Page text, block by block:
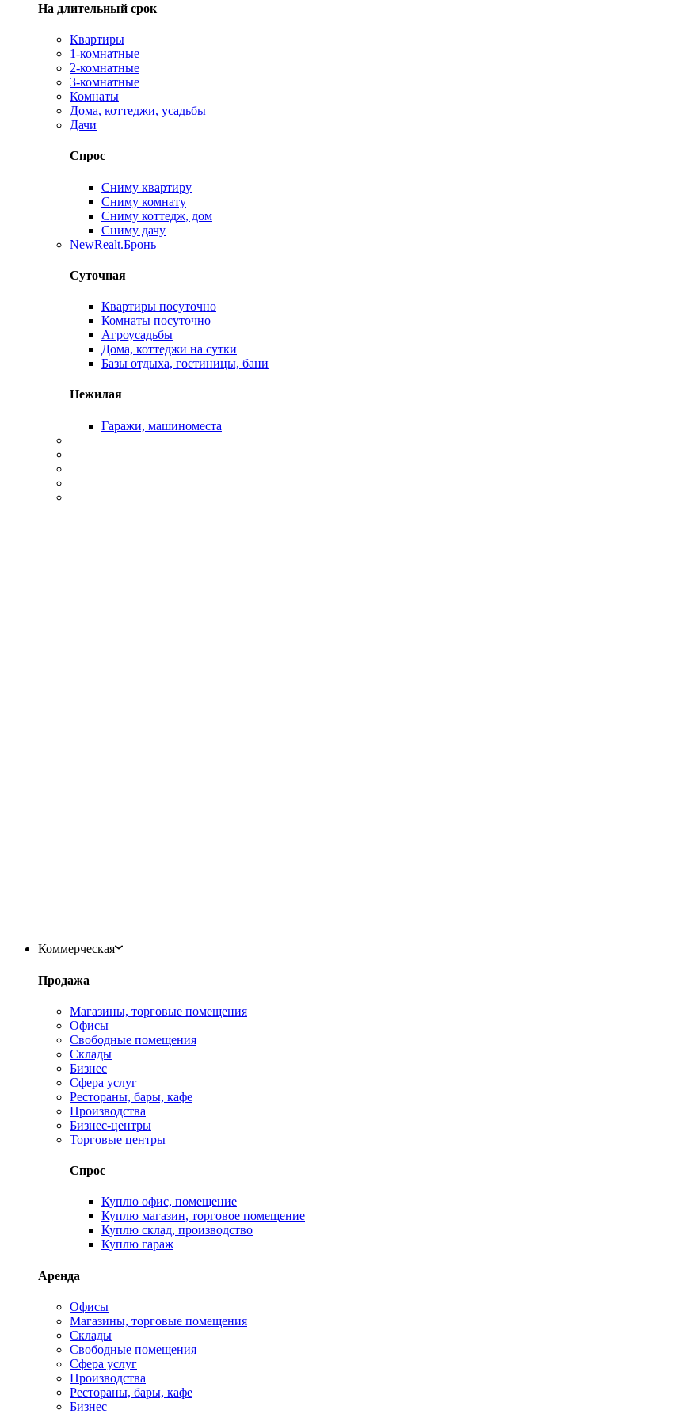
На длительный срок
Квартиры
1-комнатные
2-комнатные
3-комнатные
Комнаты
Дома, коттеджи, усадьбы
Дачи
Спрос
Сниму квартиру
Сниму комнату
Сниму коттедж, дом
Сниму дачу
NewRealt.Бронь
Суточная
Квартиры посуточно
Комнаты посуточно
Агроусадьбы
Дома, коттеджи на сутки
Базы отдыха, гостиницы, бани
Нежилая
Гаражи, машиноместа
Коммерческая
Продажа
Магазины, торговые помещения
Офисы
Свободные помещения
Склады
Бизнес
Сфера услуг
Рестораны, бары, кафе
Производства
Бизнес-центры
Торговые центры
Спрос
Куплю офис, помещение
Куплю магазин, торговое помещение
Куплю склад, производство
Куплю гараж
Аренда
Офисы
Магазины, торговые помещения
Склады
Свободные помещения
Сфера услуг
Производства
Рестораны, бары, кафе
Бизнес